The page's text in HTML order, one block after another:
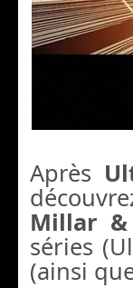
Après
Millar
séries
(ainsi